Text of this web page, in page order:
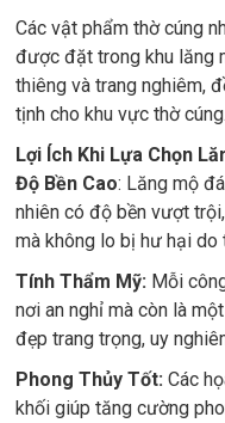
Các vật phẩm thờ cúng
được đặt trong khu lăng
thiêng và trang nghiêm,
tịnh cho khu vực thờ cúng.
Lợi Ích Khi Lựa Chọn
Độ Bền Cao: Lăng mộ
nhiên có độ bền vượt
mà không lo bị hư hại
Tính Thẩm Mỹ: Mỗi
nơi an nghỉ mà còn là
đẹp trang trọng, uy
Phong Thủy Tốt: Các
khối giúp tăng cường